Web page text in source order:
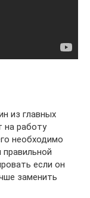
из главных
на работу
необходимо
если он
заменить